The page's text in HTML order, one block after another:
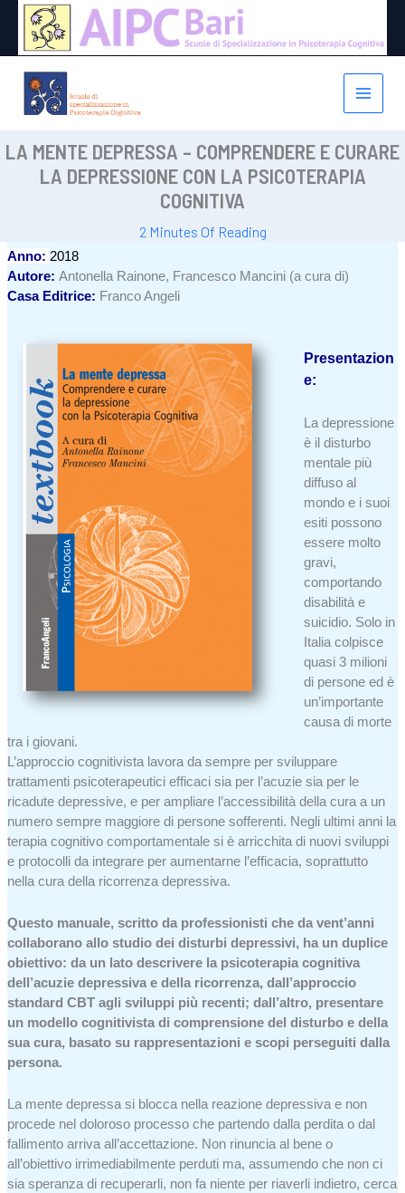
contenuto
LA MENTE DEPRESSA – COMPRENDERE E CURARE
LA DEPRESSIONE CON LA PSICOTERAPIA
COGNITIVA
2 Minutes Of Reading
Anno: 2018
Autore: Antonella Rainone, Francesco Mancini (a cura di)
Casa Editrice: Franco Angeli
Presentazion
e:
La depressione
è il disturbo
mentale più
diffuso al
mondo e i suoi
esiti possono
essere molto
gravi,
comportando
disabilità e
suicidio. Solo in
Italia colpisce
quasi 3 milioni
di persone ed è
un’importante
causa di morte
tra i giovani.
L’approccio cognitivista lavora da sempre per sviluppare
trattamenti psicoterapeutici efficaci sia per l’acuzie sia per le
ricadute depressive, e per ampliare l’accessibilità della cura a un
numero sempre maggiore di persone sofferenti. Negli ultimi anni la
terapia cognitivo comportamentale si è arricchita di nuovi sviluppi
e protocolli da integrare per aumentarne l’efficacia, soprattutto
nella cura della ricorrenza depressiva.
Questo manuale, scritto da professionisti che da vent’anni
collaborano allo studio dei disturbi depressivi, ha un duplice
obiettivo: da un lato descrivere la psicoterapia cognitiva
dell’acuzie depressiva e della ricorrenza, dall’approccio
standard CBT agli sviluppi più recenti; dall’altro, presentare
un modello cognitivista di comprensione del disturbo e della
sua cura, basato su rappresentazioni e scopi perseguiti dalla
persona.
La mente depressa si blocca nella reazione depressiva e non
procede nel doloroso processo che partendo dalla perdita o dal
fallimento arriva all’accettazione. Non rinuncia al bene o
all’obiettivo irrimediabilmente perduti ma, assumendo che non ci
sia speranza di recuperarli, non fa niente per riaverli indietro, cerca